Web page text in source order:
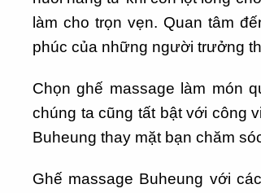
làm cho trọn vẹn. Quan tâm
phúc của những người trưởng
Chọn ghế massage làm món
chúng ta cũng tất bật với công
Buheung thay mặt bạn chăm
Ghế massage Buheung với